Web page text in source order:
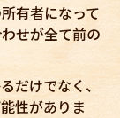
有者になって
せが全て前の
だけでなく、
性がありま